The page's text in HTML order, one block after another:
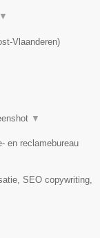
▼
Vlaanderen)
▼
en reclamebureau
SEO copywriting,